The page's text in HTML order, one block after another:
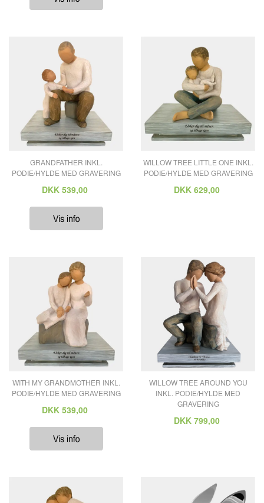
GRANDFATHER INKL.
PODIE/HYLDE MED GRAVERING
DKK 539,00
WILLOW TREE LITTLE ONE INKL.
PODIE/HYLDE MED GRAVERING
DKK 629,00
WITH MY GRANDMOTHER INKL.
PODIE/HYLDE MED GRAVERING
DKK 539,00
WILLOW TREE AROUND YOU
INKL. PODIE/HYLDE MED
GRAVERING
DKK 799,00